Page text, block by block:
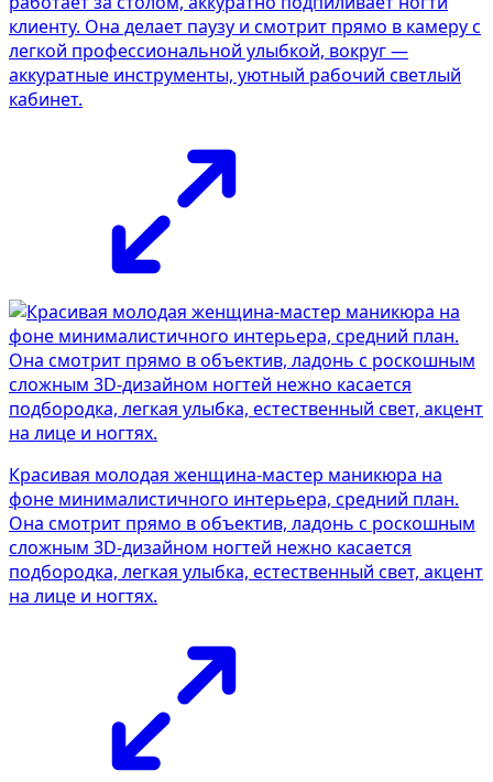
клиенту. Она делает паузу и смотрит прямо в камеру с
легкой профессиональной улыбкой, вокруг —
аккуратные инструменты, уютный рабочий светлый
кабинет.
Красивая молодая женщина-мастер маникюра на
фоне минималистичного интерьера, средний план.
Она смотрит прямо в объектив, ладонь с роскошным
сложным 3D-дизайном ногтей нежно касается
подбородка, легкая улыбка, естественный свет, акцент
на лице и ногтях.